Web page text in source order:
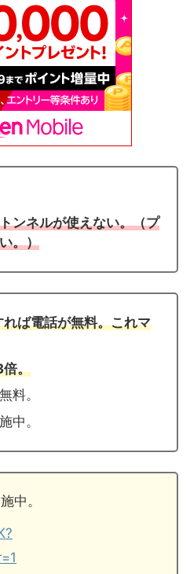
ンネルが使えない。（プ
。）
ば電話が無料。これマ
倍。
料。
中。
中。